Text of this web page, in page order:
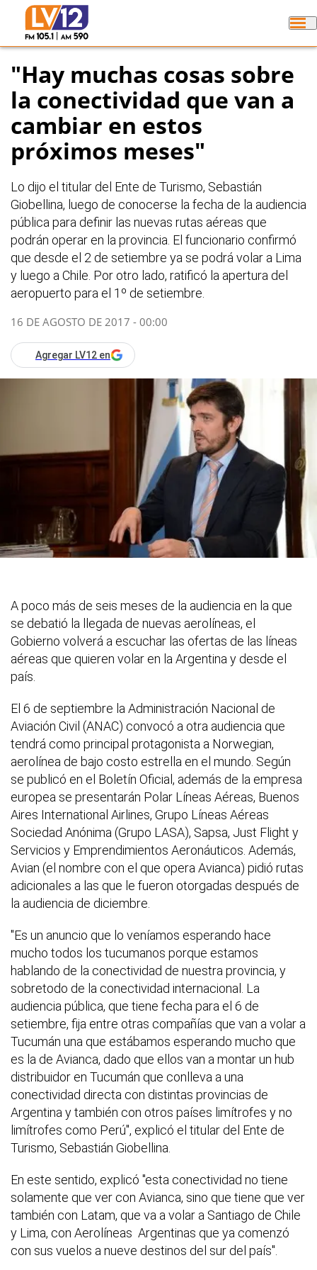
"Hay muchas cosas sobre
la conectividad que van a
cambiar en estos
próximos meses"
Lo dijo el titular del Ente de Turismo, Sebastián
Giobellina, luego de conocerse la fecha de la audiencia
pública para definir las nuevas rutas aéreas que
podrán operar en la provincia. El funcionario confirmó
que desde el 2 de setiembre ya se podrá volar a Lima
y luego a Chile. Por otro lado, ratificó la apertura del
aeropuerto para el 1º de setiembre.
16 DE AGOSTO DE 2017 - 00:00
Agregar LV12 en
A poco más de seis meses de la audiencia en la que
se debatió la llegada de nuevas aerolíneas, el
Gobierno volverá a escuchar las ofertas de las líneas
aéreas que quieren volar en la Argentina y desde el
país.
El 6 de septiembre la Administración Nacional de
Aviación Civil (ANAC) convocó a otra audiencia que
tendrá como principal protagonista a Norwegian,
aerolínea de bajo costo estrella en el mundo. Según
se publicó en el Boletín Oficial, además de la empresa
europea se presentarán Polar Líneas Aéreas, Buenos
Aires International Airlines, Grupo Líneas Aéreas
Sociedad Anónima (Grupo LASA), Sapsa, Just Flight y
Servicios y Emprendimientos Aeronáuticos. Además,
Avian (el nombre con el que opera Avianca) pidió rutas
adicionales a las que le fueron otorgadas después de
la audiencia de diciembre.
"Es un anuncio que lo veníamos esperando hace
mucho todos los tucumanos porque estamos
hablando de la conectividad de nuestra provincia, y
sobretodo de la conectividad internacional. La
audiencia pública, que tiene fecha para el 6 de
setiembre, fija entre otras compañías que van a volar a
Tucumán una que estábamos esperando mucho que
es la de Avianca, dado que ellos van a montar un hub
distribuidor en Tucumán que conlleva a una
conectividad directa con distintas provincias de
Argentina y también con otros países limítrofes y no
limítrofes como Perú", explicó el titular del Ente de
Turismo, Sebastián Giobellina.
En este sentido, explicó "esta conectividad no tiene
solamente que ver con Avianca, sino que tiene que ver
también con Latam, que va a volar a Santiago de Chile
y Lima, con Aerolíneas Argentinas que ya comenzó
con sus vuelos a nueve destinos del sur del país".